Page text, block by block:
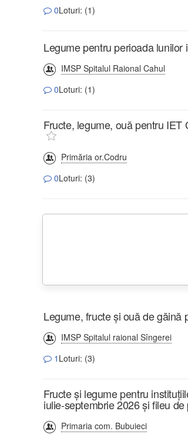
0Loturi: (1)
Legume pentru perioada lunilor
IMSP Spitalul Raional Cahul
0Loturi: (1)
Fructe, legume, ouă pentru
Primăria or.Codru
0Loturi: (3)
Legume, fructe și ouă de găină
IMSP Spitalul raional Sîngerei
1 Loturi: (3)
Fructe și legume pentru
iulie-septembrie 2026 și fileu
Primaria com. Bubuieci